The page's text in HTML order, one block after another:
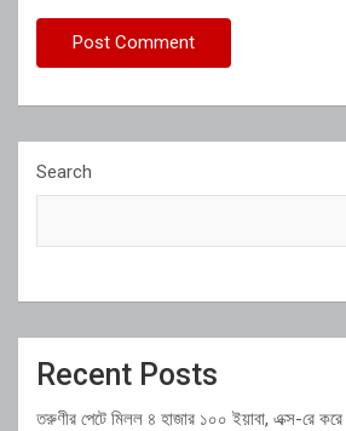
Search
Recent Posts
তরুণীর পেটে মিলল ৪ হাজার ১০০ ইয়াবা, এক্স-রে